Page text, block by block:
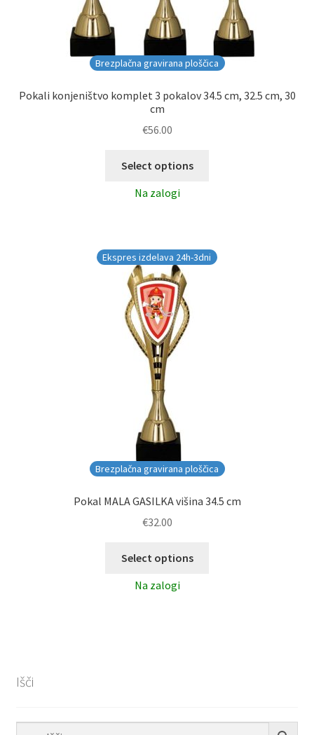
Brezplačna gravirana ploščica
Pokali konjeništvo komplet 3 pokalov 34.5 cm, 32.5 cm, 30
cm
€56.00
Select options
Na zalogi
Brezplačna gravirana ploščica
Ekspres izdelava 24h-3dni
Pokal MALA GASILKA višina 34.5 cm
€32.00
Select options
Na zalogi
Išči